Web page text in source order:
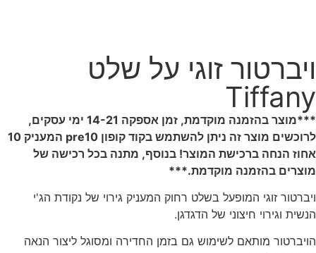
ויברטור זוגי על שלט
Tiffany
***מוצר בהזמנה מוקדמת, זמן אספקה 14-21 ימי עסקים,
לרוכשים מוצר זה ניתן להשתמש בקוד קופון pre10 המעניק 10
אחוז הנחה ברכישת המוצר! בנוסף, מתנה בכל רכישה של
מוצרים בהזמנה מוקדמת.***
ויברטור זוגי המופעל בשלט רחוק המעניק גירוי של נקודת הג'י
הנשית וגירוי חיצוני של הדגדגן.
הויברטור מותאם לשימוש גם בזמן החדירה ומסוגל ליצור הנאה